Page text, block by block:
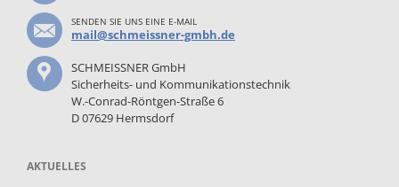
SENDEN SIE UNS EINE E-MAIL
mail@schmeissner-gmbh.de
SCHMEISSNER GmbH
Sicherheits- und Kommunikationstechnik
W.-Conrad-Röntgen-Straße 6
D 07629 Hermsdorf
AKTUELLES